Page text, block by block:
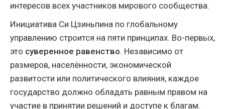
интересов всех участников мирового сообщества.
Инициатива Си Цзиньпина по глобальному
управлению строится на пяти принципах. Во-первых,
это суверенное равенство. Независимо от
размеров, населённости, экономической
развитости или политического влияния, каждое
государство должно обладать равным правом на
участие в принятии решений и доступе к благам.